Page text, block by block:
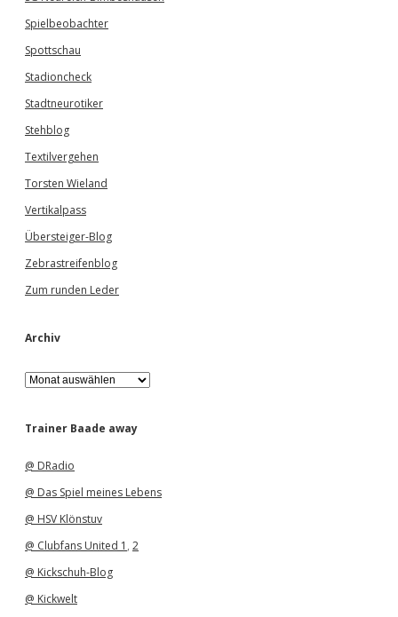
Spielbeobachter
Spottschau
Stadioncheck
Stadtneurotiker
Stehblog
Textilvergehen
Torsten Wieland
Vertikalpass
Übersteiger-Blog
Zebrastreifenblog
Zum runden Leder
Archiv
A
r
h
Trainer Baade away
@ DRadio
@ Das Spiel meines Lebens
@ HSV Klönstuv
@ Clubfans United 1 , 2
@ Kickschuh-Blog
@ Kickwelt